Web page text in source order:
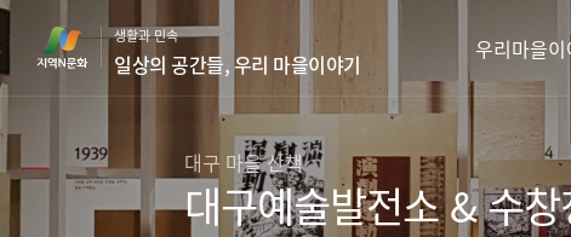
컨
텐
츠
영
역
바
로
하
단
영
역
바
로
가
생활과 민속
일상의 공간들, 우리 마을이야기
우리마을이
대구 마을 산책
대구예술발전소 & 수